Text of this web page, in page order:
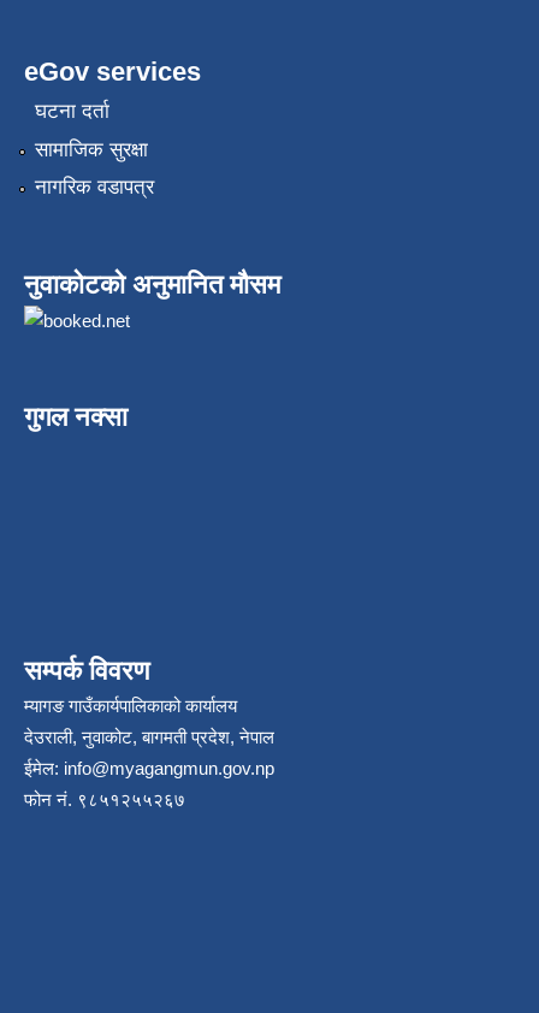
eGov services
घटना दर्ता
सामाजिक सुरक्षा
नागरिक वडापत्र
नुवाकोटको अनुमानित मौसम
गुगल नक्सा
सम्पर्क विवरण
म्यागङ गाउँकार्यपालिकाको कार्यालय
देउराली, नुवाकोट, बागमती प्रदेश, नेपाल
ईमेल: info@myagangmun.gov.np
फोन नं. ९८५१२५५२६७